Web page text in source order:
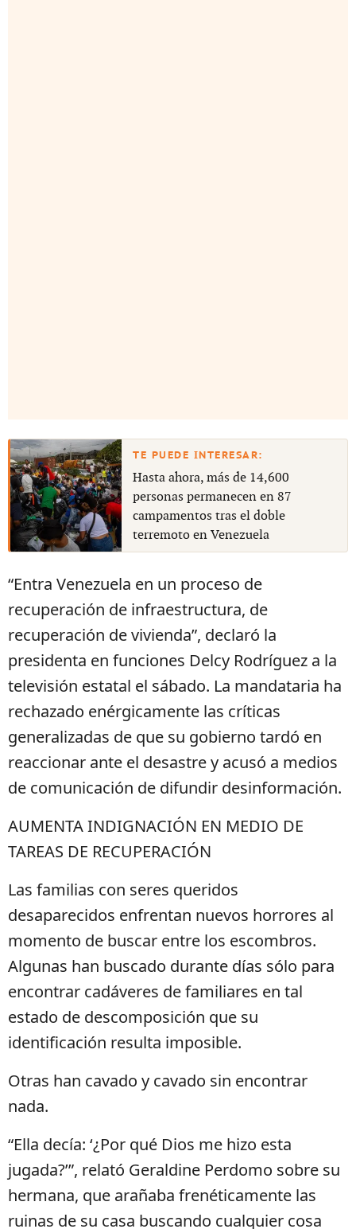
Hasta ahora, más de 14,600
personas permanecen en 87
campamentos tras el doble
terremoto en Venezuela
“Entra Venezuela en un proceso de
recuperación de infraestructura, de
recuperación de vivienda”, declaró la
presidenta en funciones Delcy Rodríguez a la
televisión estatal el sábado. La mandataria ha
rechazado enérgicamente las críticas
generalizadas de que su gobierno tardó en
reaccionar ante el desastre y acusó a medios
de comunicación de difundir desinformación.
AUMENTA INDIGNACIÓN EN MEDIO DE
TAREAS DE RECUPERACIÓN
Las familias con seres queridos
desaparecidos enfrentan nuevos horrores al
momento de buscar entre los escombros.
Algunas han buscado durante días sólo para
encontrar cadáveres de familiares en tal
estado de descomposición que su
identificación resulta imposible.
Otras han cavado y cavado sin encontrar
nada.
“Ella decía: ‘¿Por qué Dios me hizo esta
jugada?’”, relató Geraldine Perdomo sobre su
hermana, que arañaba frenéticamente las
ruinas de su casa buscando cualquier cosa